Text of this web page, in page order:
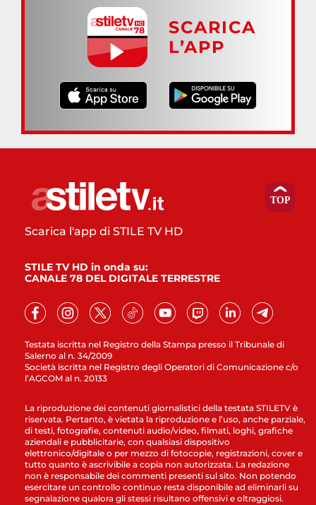
SCARICA
L’APP
Testata iscritta nel Registro della Stampa presso il Tribunale di
Salerno al n. 34/2009
Società iscritta nel Registro degli Operatori di Comunicazione c/o
l’AGCOM al n. 20133
Scarica l'app di STILE TV HD
STILE TV HD in onda su:
CANALE 78 DEL DIGITALE TERRESTRE
La riproduzione dei contenuti giornalistici della testata STILETV è
riservata. Pertanto, è vietata la riproduzione e l’uso, anche parziale,
di testi, fotografie, contenuti audio/video, filmati, loghi, grafiche
aziendali e pubblicitarie, con qualsiasi dispositivo
elettronico/digitale o per mezzo di fotocopie, registrazioni, cover e
tutto quanto è ascrivibile a copia non autorizzata. La redazione
non è responsabile dei commenti presenti sul sito. Non potendo
esercitare un controllo continuo resta disponibile ad eliminarli su
segnalazione qualora gli stessi risultano offensivi e oltraggiosi.